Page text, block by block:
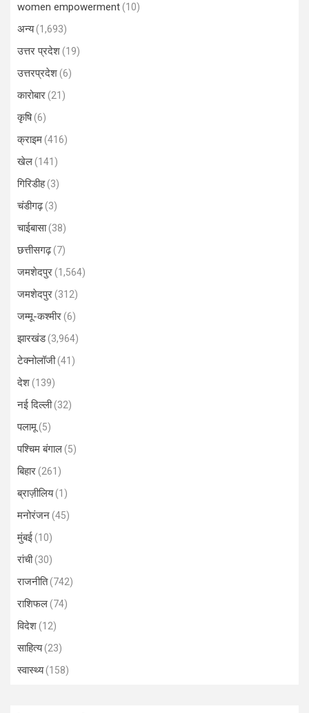
women empowerment(10)
अन्य(1,693)
उत्तर प्रदेश(19)
उत्तरप्रदेश(6)
कारोबार(21)
कृषि(6)
क्राइम(416)
खेल(141)
गिरिडीह(3)
चंडीगढ़(3)
चाईबासा(38)
छत्तीसगढ़(7)
जमशेदपुर(1,564)
जमशेदपुर(312)
जम्मू-कश्मीर(6)
झारखंड(3,964)
टेक्नोलॉजी(41)
देश(139)
नई दिल्ली(32)
पलामू(5)
पश्चिम बंगाल(5)
बिहार(261)
ब्राज़ीलिय(1)
मनोरंजन(45)
मुंबई(10)
रांची(30)
राजनीति(742)
राशिफल(74)
विदेश(12)
साहित्य(23)
स्वास्थ्य(158)